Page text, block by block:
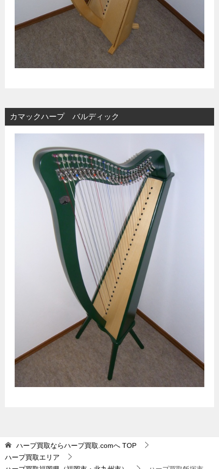
カマックハープ バルディック
ハープ買取ならハープ買取.comへ TOP
ハープ買取エリア